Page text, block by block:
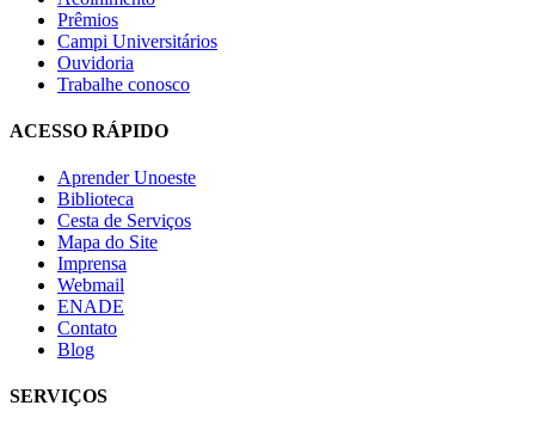
Prêmios
Campi Universitários
Ouvidoria
Trabalhe conosco
ACESSO RÁPIDO
Aprender Unoeste
Biblioteca
Cesta de Serviços
Mapa do Site
Imprensa
Webmail
ENADE
Contato
Blog
SERVIÇOS